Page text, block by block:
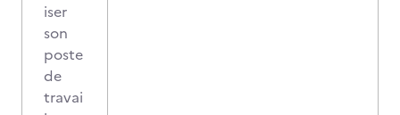
iser
son
poste
de
travai